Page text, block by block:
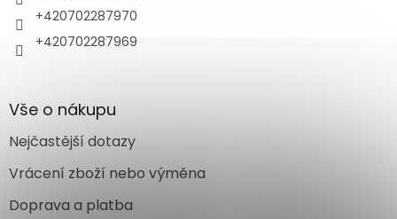
+420702287970
+420702287969
Vše o nákupu
Nejčastější dotazy
Vrácení zboží nebo výměna
Doprava a platba